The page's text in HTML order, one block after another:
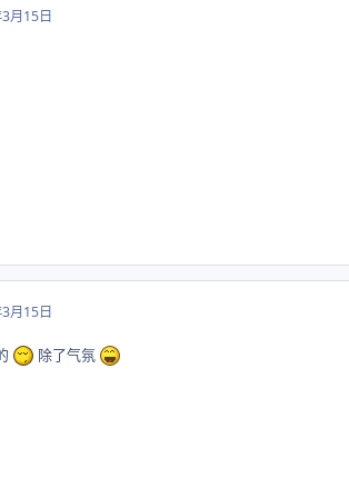
月15日
月15日
除了气氛